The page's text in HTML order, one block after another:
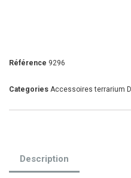
Référence 9296
Categories Accessoires terrarium
Description